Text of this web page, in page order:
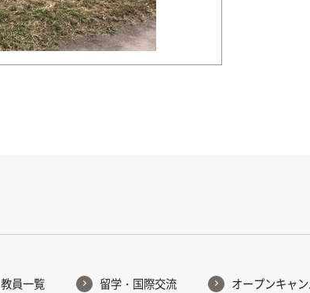
教員一覧 留学・国際交流 オープンキャ